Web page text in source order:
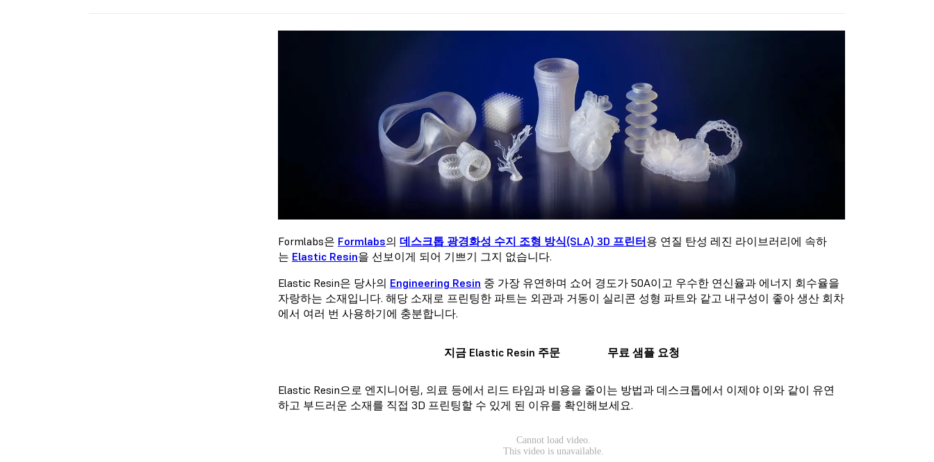
Formlabs은 Formlabs의 데스크톱 광경화성 수지 조형 방식(SLA) 3D 프린터용 연질 탄성 레진 라이브러리에 속하
는 Elastic Resin을 선보이게 되어 기쁘기 그지 없습니다.
Elastic Resin은 당사의 Engineering Resin 중 가장 유연하며 쇼어 경도가 50A이고 우수한 연신율과 에너지 회수율을
자랑하는 소재입니다. 해당 소재로 프린팅한 파트는 외관과 거동이 실리콘 성형 파트와 같고 내구성이 좋아 생산 회차
에서 여러 번 사용하기에 충분합니다.
지금 Elastic Resin 주문 무료 샘플 요청
Elastic Resin으로 엔지니어링, 의료 등에서 리드 타임과 비용을 줄이는 방법과 데스크톱에서 이제야 이와 같이 유연
하고 부드러운 소재를 직접 3D 프린팅할 수 있게 된 이유를 확인해보세요.